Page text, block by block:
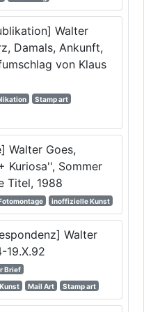
Walter
Damals, Ankunft,
von Klaus
Stamp art
Walter Goes,
Kuriosa'', Sommer
Titel, 1988
inoffizielle Kunst
Walter
19.X.92
Brief
Mail Art Stamp art